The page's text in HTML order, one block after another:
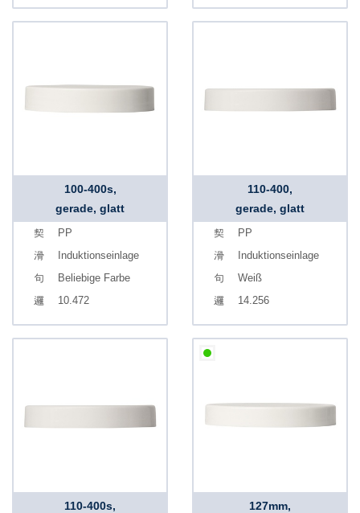
100-400s,
gerade, glatt
PP
Induktionseinlage
Beliebige Farbe
10.472
110-400,
gerade, glatt
PP
Induktionseinlage
Weiß
14.256
110-400s,
127mm,